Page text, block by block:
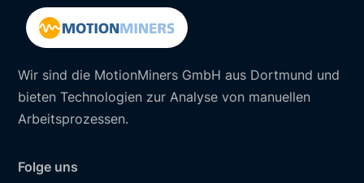
Wir sind die MotionMiners GmbH aus Dortmund und
bieten Technologien zur Analyse von manuellen
Arbeitsprozessen.
Folge uns